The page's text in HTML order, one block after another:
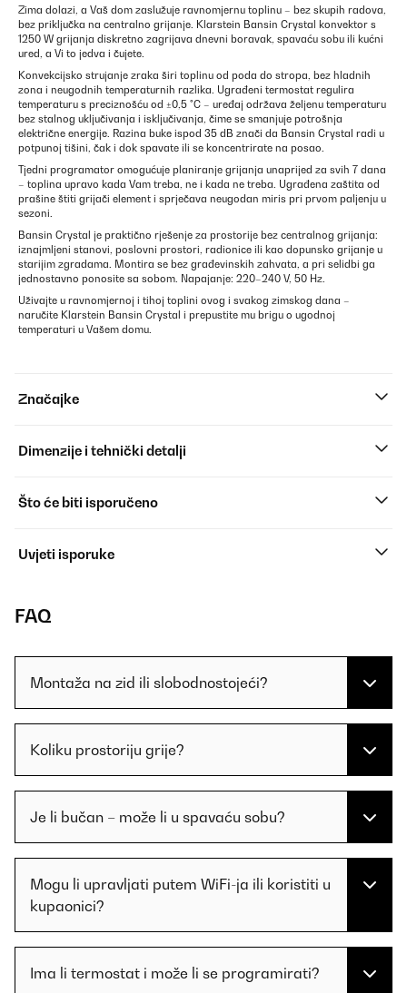
Zima dolazi, a Vaš dom zaslužuje ravnomjernu toplinu – bez skupih radova,
bez priključka na centralno grijanje. Klarstein Bansin Crystal konvektor s
1250 W grijanja diskretno zagrijava dnevni boravak, spavaću sobu ili kućni
ured, a Vi to jedva i čujete.
Konvekcijsko strujanje zraka širi toplinu od poda do stropa, bez hladnih
zona i neugodnih temperaturnih razlika. Ugrađeni termostat regulira
temperaturu s preciznošću od ±0,5 °C – uređaj održava željenu temperaturu
bez stalnog uključivanja i isključivanja, čime se smanjuje potrošnja
električne energije. Razina buke ispod 35 dB znači da Bansin Crystal radi u
potpunoj tišini, čak i dok spavate ili se koncentrirate na posao.
Tjedni programator omogućuje planiranje grijanja unaprijed za svih 7 dana
– toplina upravo kada Vam treba, ne i kada ne treba. Ugrađena zaštita od
prašine štiti grijači element i sprječava neugodan miris pri prvom paljenju u
sezoni.
Bansin Crystal je praktično rješenje za prostorije bez centralnog grijanja:
iznajmljeni stanovi, poslovni prostori, radionice ili kao dopunsko grijanje u
starijim zgradama. Montira se bez građevinskih zahvata, a pri selidbi ga
jednostavno ponosite sa sobom. Napajanje: 220–240 V, 50 Hz.
Uživajte u ravnomjernoj i tihoj toplini ovog i svakog zimskog dana –
naručite Klarstein Bansin Crystal i prepustite mu brigu o ugodnoj
temperaturi u Vašem domu.
Značajke
Dimenzije i tehnički detalji
Što će biti isporučeno
Uvjeti isporuke
FAQ
Montaža na zid ili slobodnostojeći?
Koliku prostoriju grije?
Je li bučan – može li u spavaću sobu?
Mogu li upravljati putem WiFi-ja ili koristiti u
kupaonici?
Ima li termostat i može li se programirati?